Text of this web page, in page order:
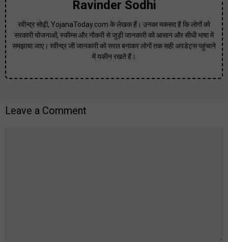
Ravinder Sodhi
रवीन्द्र सोढ़ी, YojanaToday.com के लेखक हैं। उनका मकसद है कि लोगों को
सरकारी योजनाओं, स्कीम्स और नौकरी से जुड़ी जानकारी को आसान और सीधी भाषा में
समझाया जाए। रवीन्द्र जी जानकारी को सरल बनाकर लोगों तक सही अपडेट्स पहुंचाने
में यकीन रखते हैं।
Leave a Comment